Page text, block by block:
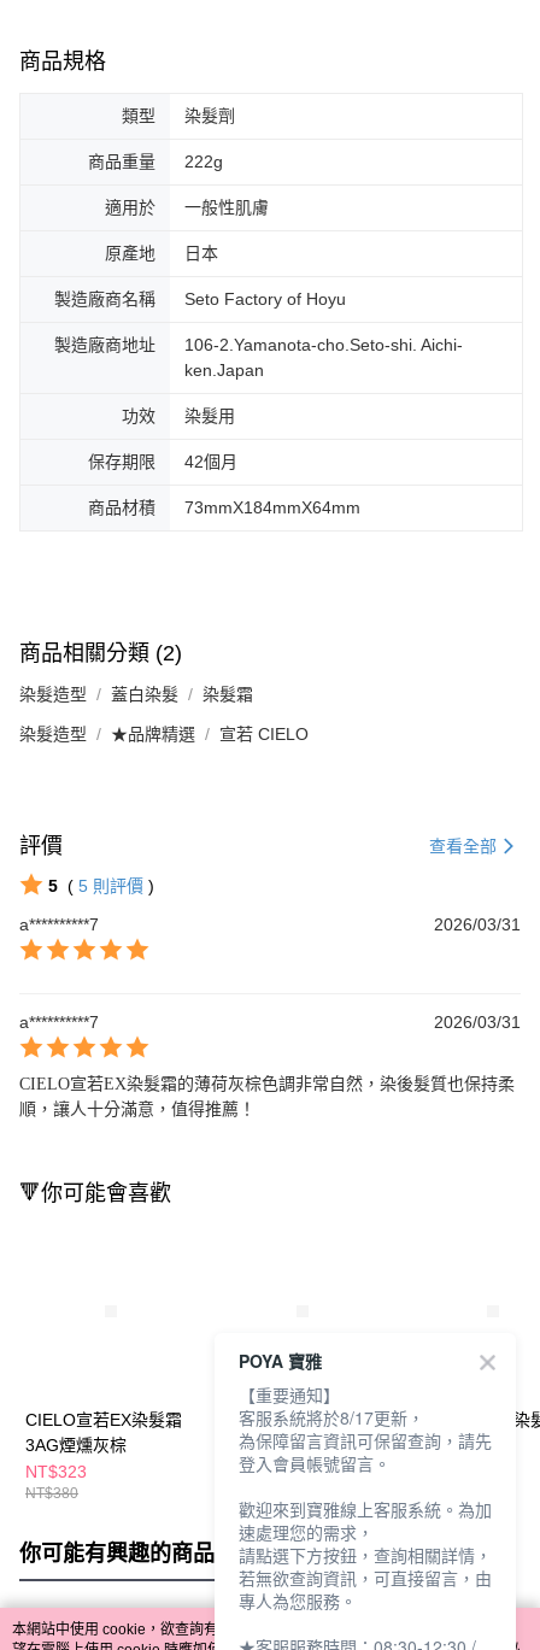
商品規格
類型 染髮劑
商品重量 222g
適用於 一般性肌膚
原產地 日本
製造廠商名稱 Seto Factory of Hoyu
製造廠商地址
106-2.Yamanota-cho.Seto-shi. Aichi-
ken.Japan
功效 染髮用
保存期限 42個月
商品材積 73mmX184mmX64mm
商品相關分類 (2)
染髮造型 蓋白染髮 染髮霜
染髮造型 ★品牌精選 宣若 CIELO
評價 查看全部
5 ( 5 則評價 )
a**********7
2026/03/31
a**********7 2026/03/31
CIELO宣若EX染髮霜的薄荷灰棕色調非常自然，染後髮質也保持柔
順，讓人十分滿意，值得推薦！
🔻你可能會喜歡
CIELO宣若EX染髮霜
3AG煙燻灰棕
NT$323
NT$380
CIELO宣若EX染髮
霜-4RU紫棕色
NT$323
CIELO宣若EX染
霜-2LA米灰棕
你可能有興趣的商品 全站排行
本網站中使用 cookie，欲查詢有關本網站使用 cookie 方式之詳情，及若您不希
POYA 寶雅
【重要通知】
客服系統將於8/17更新，
為保障留言資訊可保留查詢，請先
登入會員帳號留言。
歡迎來到寶雅線上客服系統。為加
速處理您的需求，
請點選下方按鈕，查詢相關詳情，
若無欲查詢資訊，可直接留言，由
專人為您服務。